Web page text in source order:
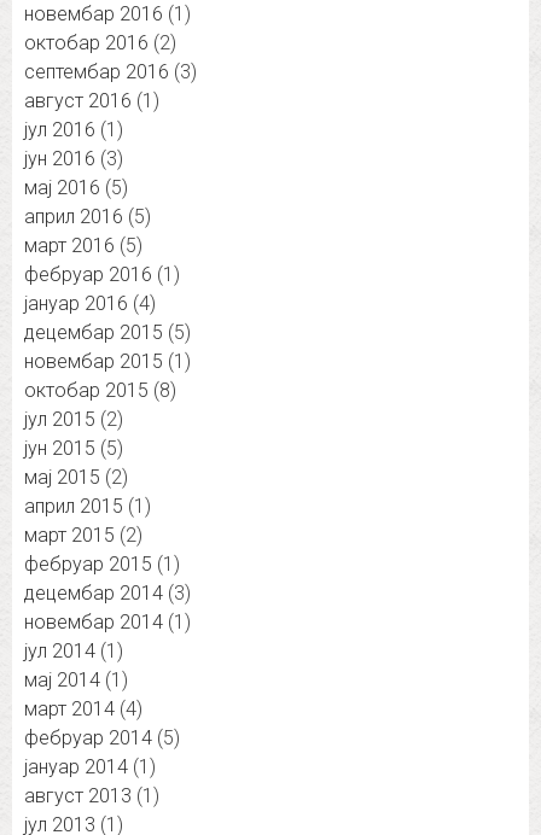
новембар 2016 (1)
октобар 2016 (2)
септембар 2016 (3)
август 2016 (1)
јул 2016 (1)
јун 2016 (3)
мај 2016 (5)
април 2016 (5)
март 2016 (5)
фебруар 2016 (1)
јануар 2016 (4)
децембар 2015 (5)
новембар 2015 (1)
октобар 2015 (8)
јул 2015 (2)
јун 2015 (5)
мај 2015 (2)
април 2015 (1)
март 2015 (2)
фебруар 2015 (1)
децембар 2014 (3)
новембар 2014 (1)
јул 2014 (1)
мај 2014 (1)
март 2014 (4)
фебруар 2014 (5)
јануар 2014 (1)
август 2013 (1)
јул 2013 (1)